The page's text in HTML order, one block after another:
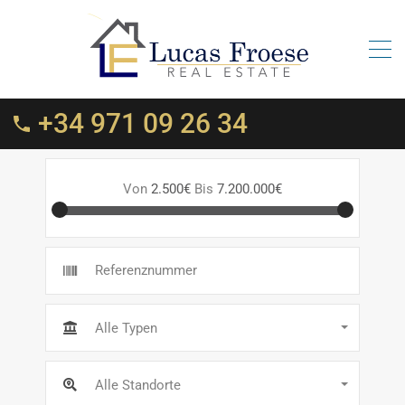
+34 971 09 26 34
Von 2.500€ Bis 7.200.000€
Alle Typen
Alle Standorte